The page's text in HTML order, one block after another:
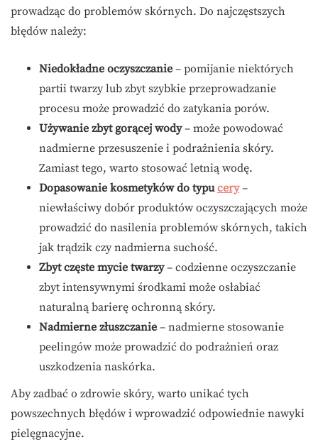
prowadząc do problemów skórnych. Do najczęstszych
błędów należy:
Niedokładne oczyszczanie – pomijanie niektórych
partii twarzy lub zbyt szybkie przeprowadzanie
procesu może prowadzić do zatykania porów.
Używanie zbyt gorącej wody– może powodować
nadmierne przesuszenie i podrażnienia skóry.
Zamiast tego, warto stosować letnią wodę.
Dopasowanie kosmetyków do typucery–
niewłaściwy dobór produktów oczyszczających może
prowadzić do nasilenia problemów skórnych, takich
jak trądzik czy nadmierna suchość.
Zbyt częste mycie twarzy– codzienne oczyszczanie
zbyt intensywnymi środkami może osłabiać
naturalną barierę ochronną skóry.
Nadmierne złuszczanie – nadmierne stosowanie
peelingów może prowadzić do podrażnień oraz
uszkodzenia naskórka.
Aby zadbać o zdrowie skóry, warto unikać tych
powszechnych błędów i wprowadzić odpowiednie nawyki
pielęgnacyjne.